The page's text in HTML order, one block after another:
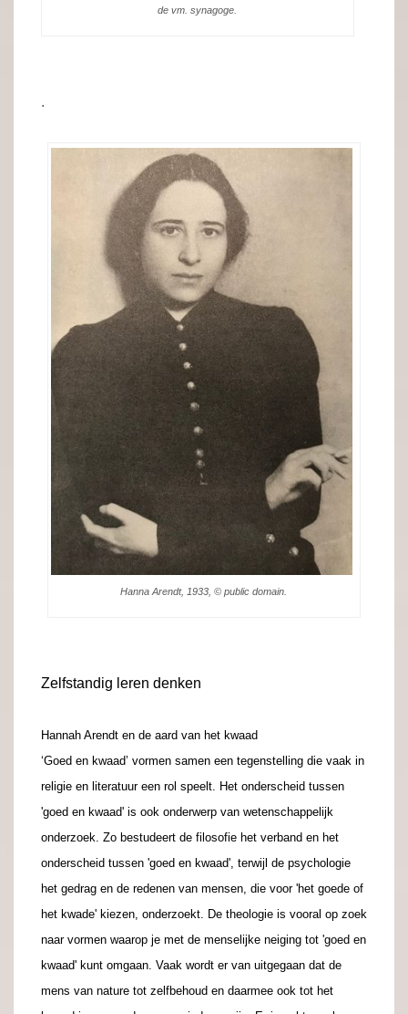
de vm. synagoge.
.
Hanna Arendt, 1933, © public domain.
Zelfstandig leren denken
Hannah Arendt en de aard van het kwaad
‘Goed en kwaad’ vormen samen een tegenstelling die vaak in
religie en literatuur een rol speelt. Het onderscheid tussen
'goed en kwaad' is ook onderwerp van wetenschappelijk
onderzoek. Zo bestudeert de filosofie het verband en het
onderscheid tussen 'goed en kwaad', terwijl de psychologie
het gedrag en de redenen van mensen, die voor 'het goede of
het kwade' kiezen, onderzoekt. De theologie is vooral op zoek
naar vormen waarop je met de menselijke neiging tot 'goed en
kwaad' kunt omgaan. Vaak wordt er van uitgegaan dat de
mens van nature tot zelfbehoud en daarmee ook tot het